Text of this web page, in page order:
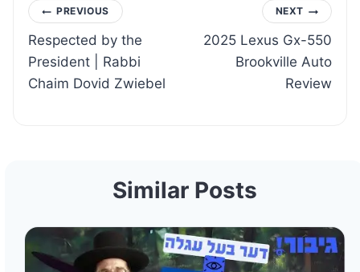
Post
navigation
PREVIOUS
Respected by the
President | Rabbi
Chaim Dovid Zwiebel
NEXT
2025 Lexus Gx-550
Brookville Auto
Review
Similar Posts